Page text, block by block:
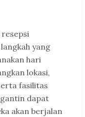
yang
hari
lokasi,
fasilitas
dapat
akan berjalan